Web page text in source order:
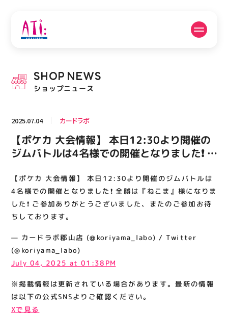
PICK UP NEWS
ピックアップニュース
フロアガイド 営業時間
ACCESS
アクセス・駐車場
RECRUIT
スタッフ募集
関連情報
お知らせ
プライバシーポリシー
サイトポリシー
SHOP NEWS
ショップニュース
2025.07.04 カードラボ
【ポケカ 大会情報】 本日12:30より開催の
ジムバトルは4名様での開催となりました❗️ 全
がとうございました、またのご参加お待ちし
ております。
【ポケカ 大会情報】 本日12:30より開催のジムバトルは
4名様での開催となりました❗️ 全勝は『ねこま』様になりま
した❗️ ご参加ありがとうございました、またのご参加お待
ちしております。
— カードラボ郡山店 (@koriyama_labo) / Twitter
(@koriyama_labo)
July 04, 2025 at 01:38PM
※掲載情報は更新されている場合があります。最新の情報
は以下の公式SNSよりご確認ください。
Xで見る